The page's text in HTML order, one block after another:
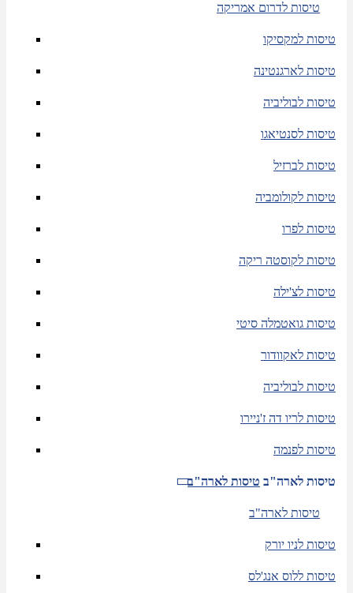
טיסות לדרום אמריקה
טיסות למקסיקו
טיסות לארגנטינה
טיסות לבוליביה
טיסות לסנטיאגו
טיסות לברזיל
טיסות לקולומביה
טיסות לפרו
טיסות לקוסטה ריקה
טיסות לצ'ילה
טיסות גואטמלה סיטי
טיסות לאקוודור
טיסות לבוליביה
טיסות לריו דה ז'ניירו
טיסות לפנמה
טיסות לארה"ב טיסות לארה"ב
טיסות לארה"ב
טיסות לניו יורק
טיסות ללוס אנג'לס